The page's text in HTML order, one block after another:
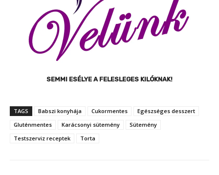
SEMMI ESÉLYE A FELESLEGES KILÓKNAK!
TAGS Babszi konyhája Cukormentes
Egészséges desszert
Gluténmentes
Karácsonyi sütemény
Sütemény
Testszerviz receptek
Torta